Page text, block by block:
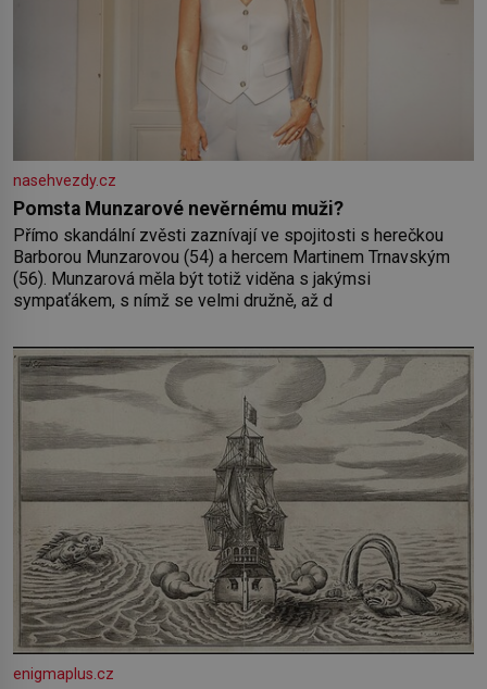
nasehvezdy.cz
Pomsta Munzarové nevěrnému muži?
Přímo skandální zvěsti zaznívají ve spojitosti s herečkou
Barborou Munzarovou (54) a hercem Martinem Trnavským
(56). Munzarová měla být totiž viděna s jakýmsi
sympaťákem, s nímž se velmi družně, až d
enigmaplus.cz